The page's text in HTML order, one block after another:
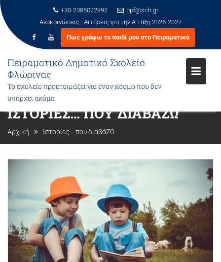
στο
περιεχόμενο
+30-2385022992
ppf@sch.gr
Ανακοινώσεις : Αιτήσεις για την Α τάξη 2026-2027
Πως γράφω το παιδί μου στο Πειραματικό
Πειραματικό Δημοτικό Σχολείο
Φλώρινας
Το σχολείο προετοιμάζει για έναν κόσμο που δεν
υπάρχει ακόμα
ΙΣΤΟΡΊΕΣ… ΠΟΥ ΔΙΑΒΆΖΩ
Αρχική Ιστορίες… που διαβάΖΩ